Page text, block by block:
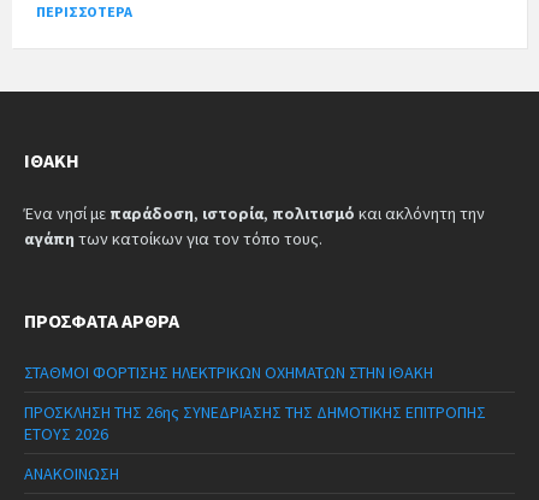
ΠΕΡΙΣΣΌΤΕΡΑ
ΙΘΆΚΗ
Ένα νησί με παράδοση, ιστορία, πολιτισμό και ακλόνητη την
αγάπη των κατοίκων για τον τόπο τους.
ΠΡΌΣΦΑΤΑ ΆΡΘΡΑ
ΣΤΑΘΜΟΙ ΦΟΡΤΙΣΗΣ ΗΛΕΚΤΡΙΚΩΝ ΟΧΗΜΑΤΩΝ ΣΤΗΝ ΙΘΑΚΗ
ΠΡΟΣΚΛΗΣΗ ΤΗΣ 26ης ΣΥΝΕΔΡΙΑΣΗΣ ΤΗΣ ΔΗΜΟΤΙΚΗΣ ΕΠΙΤΡΟΠΗΣ
ΕΤΟΥΣ 2026
ΑΝΑΚΟΙΝΩΣΗ